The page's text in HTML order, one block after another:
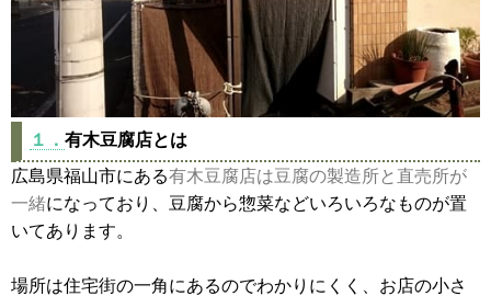
１． 有木豆腐店とは
広島県福山市にある有木豆腐店は豆腐の製造所と直売所が
一緒になっており、豆腐から惣菜などいろいろなものが置
いてあります。
場所は住宅街の一角にあるのでわかりにくく、お店の小さ